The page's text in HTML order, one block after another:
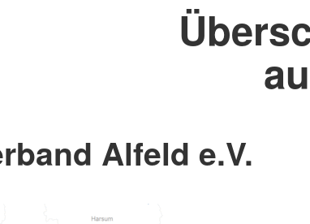
Alfeld e.V.